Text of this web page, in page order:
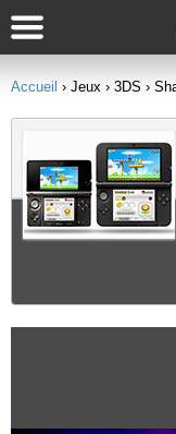
Accueil › Jeux › 3DS ›